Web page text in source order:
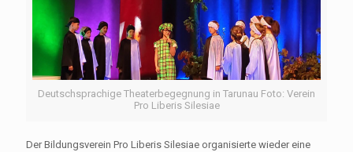
Deutschsprachige Theaterbegegnung in Tarunau Foto: Verein
Pro Liberis Silesiae
Der Bildungsverein Pro Liberis Silesiae organisierte wieder eine